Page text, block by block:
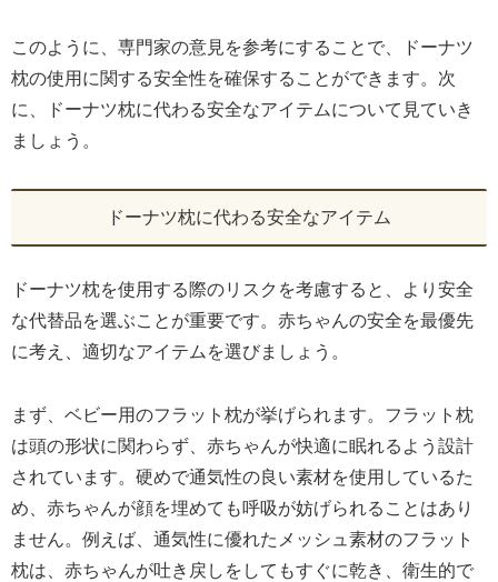
このように、専門家の意見を参考にすることで、ドーナツ
枕の使用に関する安全性を確保することができます。次
に、ドーナツ枕に代わる安全なアイテムについて見ていき
ましょう。
ドーナツ枕に代わる安全なアイテム
ドーナツ枕を使用する際のリスクを考慮すると、より安全
な代替品を選ぶことが重要です。赤ちゃんの安全を最優先
に考え、適切なアイテムを選びましょう。
まず、ベビー用のフラット枕が挙げられます。フラット枕
は頭の形状に関わらず、赤ちゃんが快適に眠れるよう設計
されています。硬めで通気性の良い素材を使用しているた
め、赤ちゃんが顔を埋めても呼吸が妨げられることはあり
ません。例えば、通気性に優れたメッシュ素材のフラット
枕は、赤ちゃんが吐き戻しをしてもすぐに乾き、衛生的で